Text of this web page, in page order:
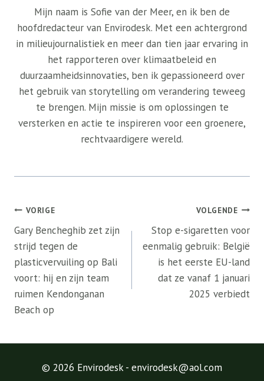
Mijn naam is Sofie van der Meer, en ik ben de
hoofdredacteur van Envirodesk. Met een achtergrond
in milieujournalistiek en meer dan tien jaar ervaring in
het rapporteren over klimaatbeleid en
duurzaamheidsinnovaties, ben ik gepassioneerd over
het gebruik van storytelling om verandering teweeg
te brengen. Mijn missie is om oplossingen te
versterken en actie te inspireren voor een groenere,
rechtvaardigere wereld.
Bericht
navigatie
VORIGE
Gary Bencheghib zet zijn
strijd tegen de
plasticvervuiling op Bali
voort: hij en zijn team
ruimen Kendonganan
Beach op
VOLGENDE
Stop e-sigaretten voor
eenmalig gebruik: België
is het eerste EU-land
dat ze vanaf 1 januari
2025 verbiedt
© 2026 Envirodesk - envirodesk@aol.com